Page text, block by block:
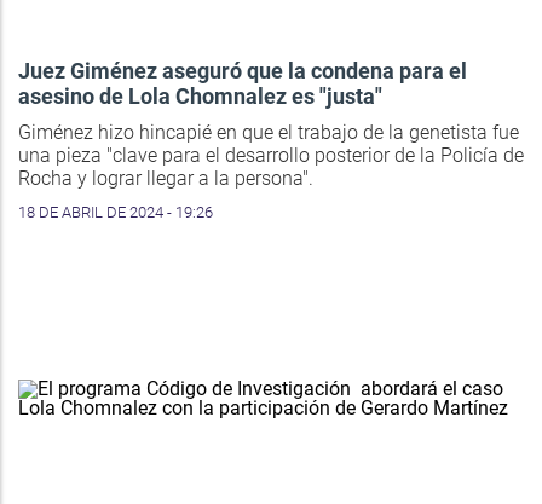
Juez Giménez aseguró que la condena para el
asesino de Lola Chomnalez es "justa"
Giménez hizo hincapié en que el trabajo de la genetista fue
una pieza "clave para el desarrollo posterior de la Policía de
Rocha y lograr llegar a la persona".
18 DE ABRIL DE 2024 - 19:26